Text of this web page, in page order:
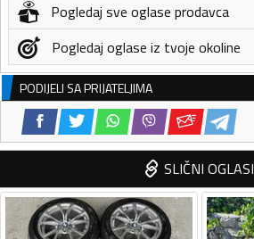
Pogledaj sve oglase prodavca
Pogledaj oglase iz tvoje okoline
PODIJELI SA PRIJATELJIMA
SLIČNI OGLASI